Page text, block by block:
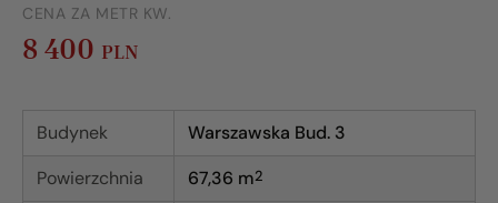
CENA ZA METR KW.
8 400 PLN
Budynek
Warszawska Bud. 3
Powierzchnia
67,36 m2